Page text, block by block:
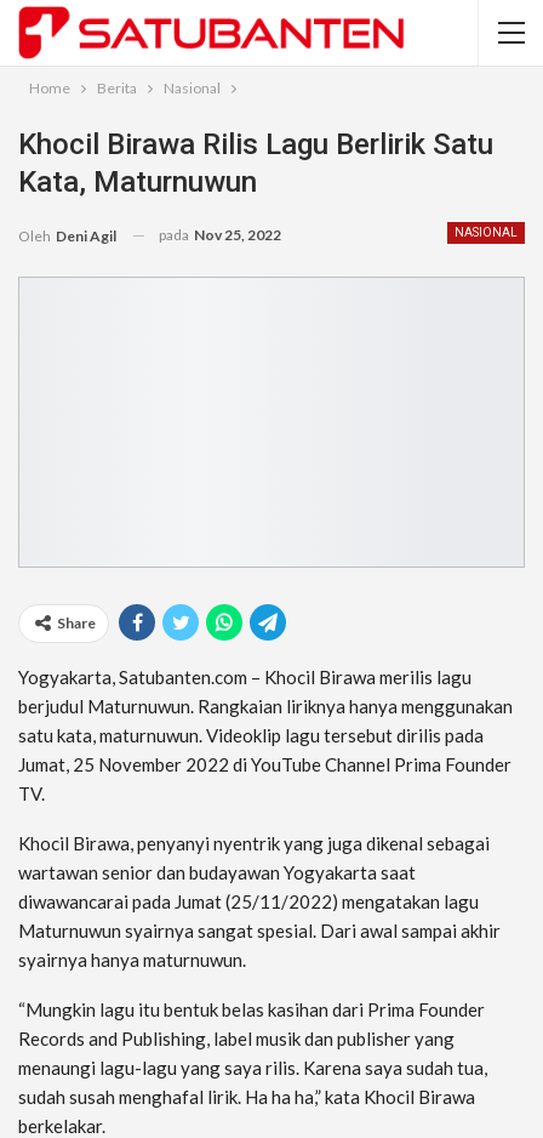
Home Berita Nasional
Khocil Birawa Rilis Lagu Berlirik Satu
Kata, Maturnuwun
NASIONAL
Oleh Deni Agil pada Nov 25, 2022
Share
Yogyakarta, Satubanten.com – Khocil Birawa merilis lagu
berjudul Maturnuwun. Rangkaian liriknya hanya menggunakan
satu kata, maturnuwun. Videoklip lagu tersebut dirilis pada
Jumat, 25 November 2022 di YouTube Channel Prima Founder
TV.
Khocil Birawa, penyanyi nyentrik yang juga dikenal sebagai
wartawan senior dan budayawan Yogyakarta saat
diwawancarai pada Jumat (25/11/2022) mengatakan lagu
Maturnuwun syairnya sangat spesial. Dari awal sampai akhir
syairnya hanya maturnuwun.
“Mungkin lagu itu bentuk belas kasihan dari Prima Founder
Records and Publishing, label musik dan publisher yang
menaungi lagu-lagu yang saya rilis. Karena saya sudah tua,
sudah susah menghafal lirik. Ha ha ha,” kata Khocil Birawa
berkelakar.